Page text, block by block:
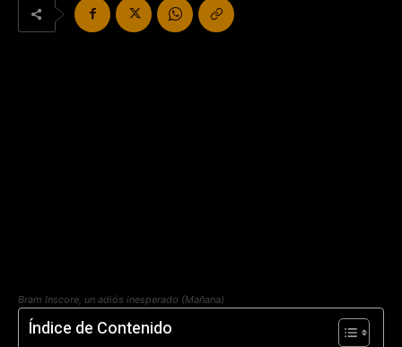
Bram Inscore, un adiós inesperado (Mañana)
Índice de Contenido